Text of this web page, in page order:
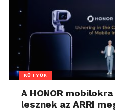
KÜTYÜK
A HONOR
lesznek az ARRI